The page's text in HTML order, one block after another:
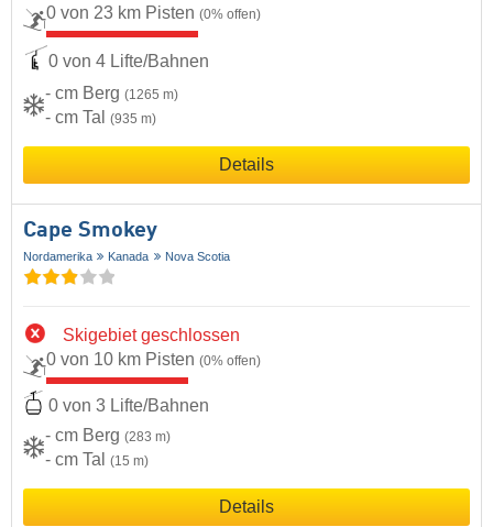
0 von 23 km Pisten (0% offen)
0 von 4 Lifte/Bahnen
- cm Berg (1265 m)
- cm Tal (935 m)
Details
Cape Smokey
Nordamerika Kanada Nova Scotia
Skigebiet geschlossen
0 von 10 km Pisten (0% offen)
0 von 3 Lifte/Bahnen
- cm Berg (283 m)
- cm Tal (15 m)
Details